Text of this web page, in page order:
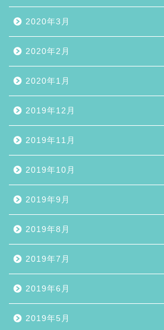
2020年3月
2020年2月
2020年1月
2019年12月
2019年11月
2019年10月
2019年9月
2019年8月
2019年7月
2019年6月
2019年5月